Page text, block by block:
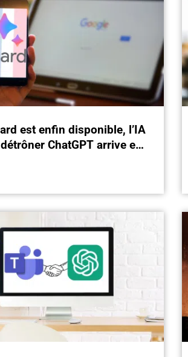
est enfin disponible, l’IA
ChatGPT arrive en